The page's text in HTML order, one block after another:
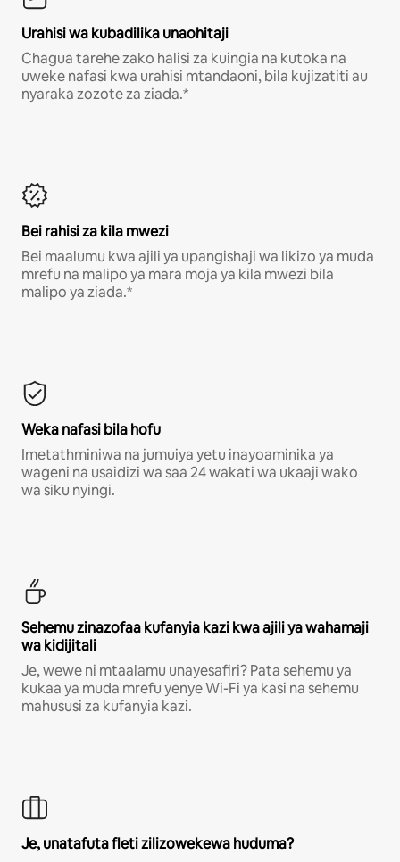
Urahisi wa kubadilika unaohitaji
Chagua tarehe zako halisi za kuingia na kutoka na
uweke nafasi kwa urahisi mtandaoni, bila kujizatiti au
nyaraka zozote za ziada.*
Bei rahisi za kila mwezi
Bei maalumu kwa ajili ya upangishaji wa likizo ya muda
mrefu na malipo ya mara moja ya kila mwezi bila
malipo ya ziada.*
Weka nafasi bila hofu
Imetathminiwa na jumuiya yetu inayoaminika ya
wageni na usaidizi wa saa 24 wakati wa ukaaji wako
wa siku nyingi.
Sehemu zinazofaa kufanyia kazi kwa ajili ya wahamaji
wa kidijitali
Je, wewe ni mtaalamu unayesafiri? Pata sehemu ya
kukaa ya muda mrefu yenye Wi-Fi ya kasi na sehemu
mahususi za kufanyia kazi.
Je, unatafuta fleti zilizowekewa huduma?